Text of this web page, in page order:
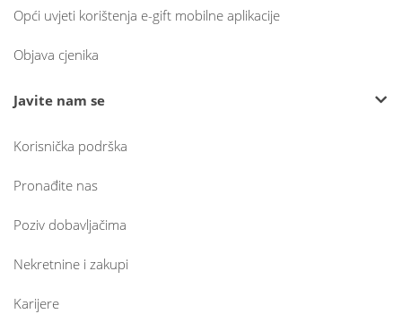
Opći uvjeti korištenja e-gift mobilne aplikacije
Objava cjenika
Javite nam se
Korisnička podrška
Pronađite nas
Poziv dobavljačima
Nekretnine i zakupi
Karijere